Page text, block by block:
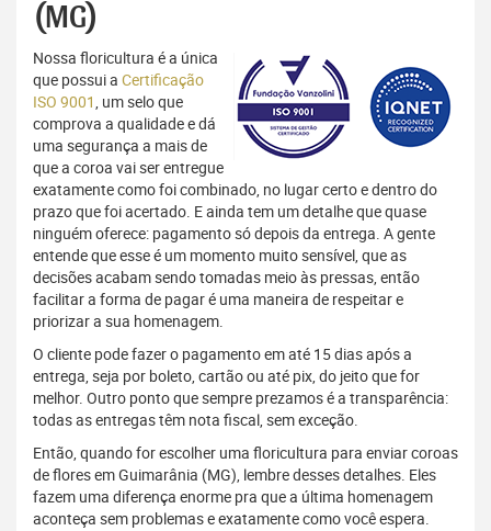
(MG)
Nossa floricultura é a única
que possui a Certificação
ISO 9001, um selo que
comprova a qualidade e dá
uma segurança a mais de
que a coroa vai ser entregue
exatamente como foi combinado, no lugar certo e dentro do
prazo que foi acertado. E ainda tem um detalhe que quase
ninguém oferece: pagamento só depois da entrega. A gente
entende que esse é um momento muito sensível, que as
decisões acabam sendo tomadas meio às pressas, então
facilitar a forma de pagar é uma maneira de respeitar e
priorizar a sua homenagem.
O cliente pode fazer o pagamento em até 15 dias após a
entrega, seja por boleto, cartão ou até pix, do jeito que for
melhor. Outro ponto que sempre prezamos é a transparência:
todas as entregas têm nota fiscal, sem exceção.
Então, quando for escolher uma floricultura para enviar coroas
de flores em Guimarânia (MG), lembre desses detalhes. Eles
fazem uma diferença enorme pra que a última homenagem
aconteça sem problemas e exatamente como você espera.